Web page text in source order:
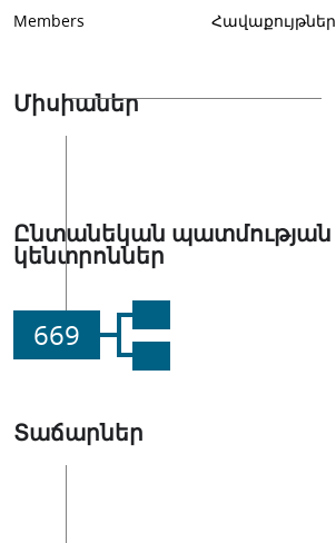
Members Հավաքույթներ
Միսիաներ
Ընտանեկան պատմության
կենտրոններ
669
Տաճարներ